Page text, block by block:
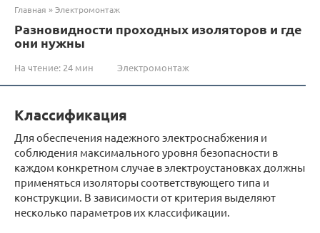
Главная »Электромонтаж
Разновидности проходных изоляторов и где
они нужны
На чтение: 24 мин Электромонтаж
Классификация
Для обеспечения надежного электроснабжения и
соблюдения максимального уровня безопасности в
каждом конкретном случае в электроустановках должны
применяться изоляторы соответствующего типа и
конструкции. В зависимости от критерия выделяют
несколько параметров их классификации.